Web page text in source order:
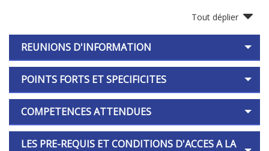
Tout déplier
REUNIONS D'INFORMATION
POINTS FORTS ET SPECIFICITES
COMPETENCES ATTENDUES
LES PRE-REQUIS ET CONDITIONS D'ACCES A LA